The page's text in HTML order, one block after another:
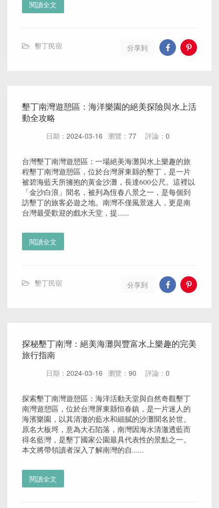
閱讀全文
墾丁民宿 分享到
墾丁南灣遊憩區：海洋樂園的絕美探險與水上活
動全攻略
日期： 2024-03-16 瀏覽： 77 評論： 0
台灣墾丁南灣遊憩區：一場絕美海灘與水上樂趣的旅
程墾丁南灣遊憩區，位於台灣屏東縣的墾丁，是一片
被碧海藍天所擁抱的黃金沙灘，長達600公尺。這裡以
「金沙白浪」聞名，被列為恆春八景之一，是每個到
訪墾丁的旅客必遊之地。南灣不僅風景迷人，更是南
台灣最受歡迎的戲水天堂，提......
閱讀全文
墾丁民宿 分享到
探秘墾丁南灣：絕美海灘與豐富水上樂趣的完美
旅行指南
日期： 2024-03-16 瀏覽： 90 評論： 0
探索墾丁南灣遊憩區：海洋活動天堂與自然奇觀墾丁
南灣遊憩區，位於台灣屏東縣恒春鎮，是一片迷人的
海濱樂園，以其清澈的藍水和細膩的沙灘聞名於世。
原名大板埒，意為大石陷落，南灣因海水清澈透藍而
得名藍灣，是墾丁國家公園最具代表性的景點之一。
本文將帶領讀者深入了解南灣的自......
閱讀全文